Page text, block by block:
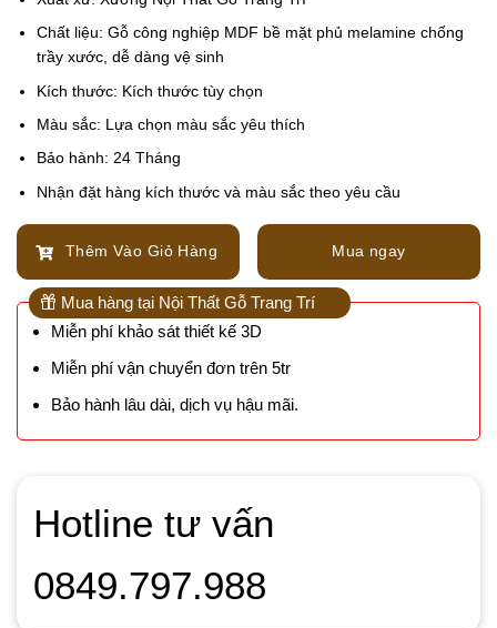
Chất liệu: Gỗ công nghiệp MDF bề mặt phủ melamine chống
trầy xước, dễ dàng vệ sinh
Kích thước: Kích thước tùy chọn
Màu sắc: Lựa chọn màu sắc yêu thích
Bảo hành: 24 Tháng
Nhận đặt hàng kích thước và màu sắc theo yêu cầu
Thêm Vào Giỏ Hàng Mua ngay
Mua hàng tại Nội Thất Gỗ Trang Trí
Miễn phí khảo sát thiết kế 3D
Miễn phí vận chuyển đơn trên 5tr
Bảo hành lâu dài, dịch vụ hậu mãi.
Hotline tư vấn
0849.797.988